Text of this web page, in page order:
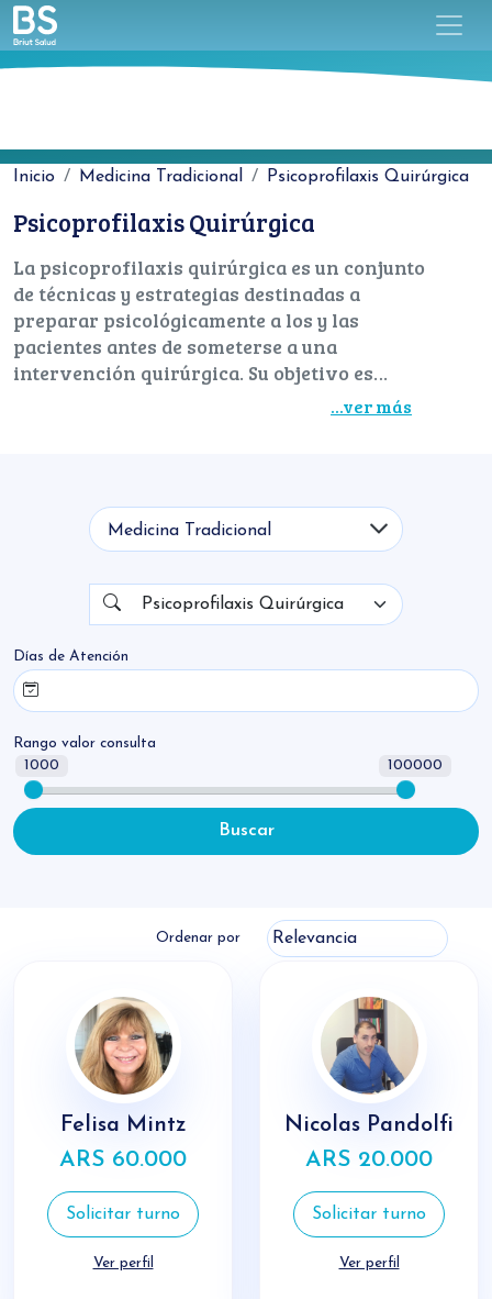
Inicio Medicina Tradicional Psicoprofilaxis Quirúrgica
Psicoprofilaxis Quirúrgica
La psicoprofilaxis quirúrgica es un conjunto
de técnicas y estrategias destinadas a
preparar psicológicamente a los y las
pacientes antes de someterse a una
intervención quirúrgica. Su objetivo es
reducir la ansiedad, mejorar la comprensión
...ver más
Psicoprofilaxis Quirúrgica
Días de Atención
Rango valor consulta
1000 100000
Buscar
Ordenar por
Felisa Mintz
ARS 60.000
Solicitar turno
Ver perfil
Nicolas Pandolfi
ARS 20.000
Solicitar turno
Ver perfil